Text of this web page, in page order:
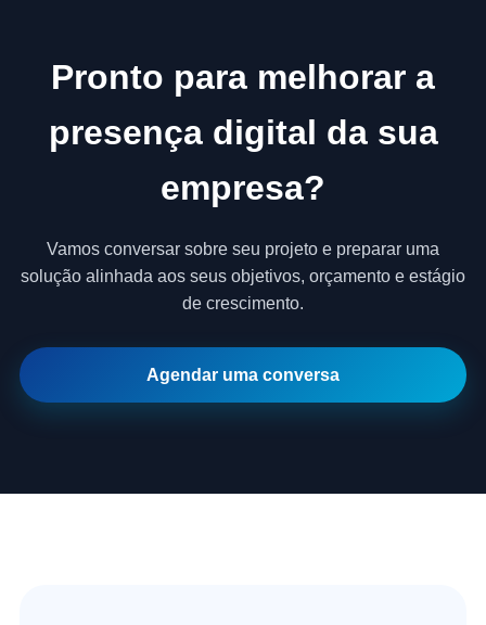
Pronto para melhorar a
presença digital da sua
empresa?
Vamos conversar sobre seu projeto e preparar uma
solução alinhada aos seus objetivos, orçamento e estágio
de crescimento.
Agendar uma conversa